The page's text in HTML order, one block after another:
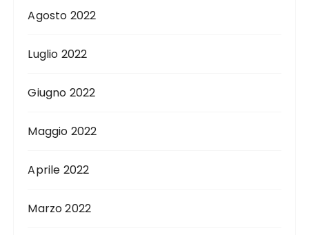
Agosto 2022
Luglio 2022
Giugno 2022
Maggio 2022
Aprile 2022
Marzo 2022